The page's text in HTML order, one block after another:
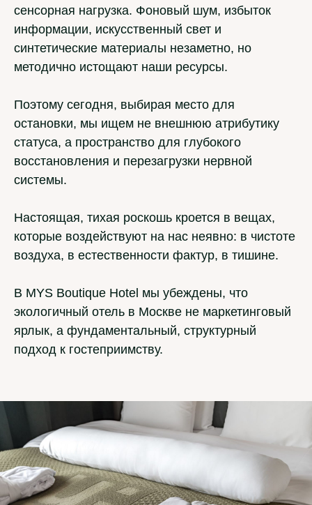
сенсорная нагрузка. Фоновый шум, избыток
информации, искусственный свет и
синтетические материалы незаметно, но
методично истощают наши ресурсы.
Поэтому сегодня, выбирая место для
остановки, мы ищем не внешнюю атрибутику
статуса, а пространство для глубокого
восстановления и перезагрузки нервной
системы.
Настоящая, тихая роскошь кроется в вещах,
которые воздействуют на нас неявно: в чистоте
воздуха, в естественности фактур, в тишине.
В MYS Boutique Hotel мы убеждены, что
экологичный отель в Москве не маркетинговый
ярлык, а фундаментальный, структурный
подход к гостеприимству.